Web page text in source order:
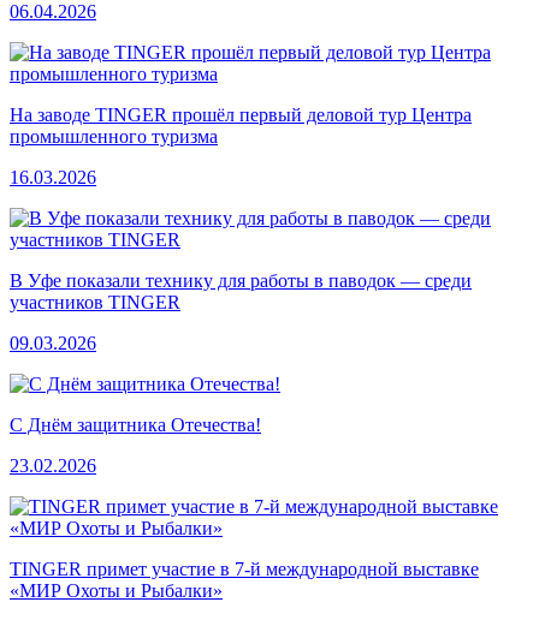
06.04.2026
На заводе TINGER прошёл первый деловой тур Центра
промышленного туризма
16.03.2026
В Уфе показали технику для работы в паводок — среди
участников TINGER
09.03.2026
С Днём защитника Отечества!
23.02.2026
TINGER примет участие в 7-й международной выставке
«МИР Охоты и Рыбалки»